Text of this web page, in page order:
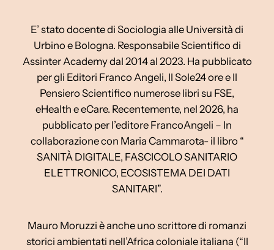
E’ stato docente di Sociologia alle Università di
Urbino e Bologna. Responsabile Scientifico di
Assinter Academy dal 2014 al 2023. Ha pubblicato
per gli Editori Franco Angeli, Il Sole24 ore e Il
Pensiero Scientifico numerose libri su FSE,
eHealth e eCare. Recentemente, nel 2026, ha
pubblicato per l’editore FrancoAngeli – In
collaborazione con Maria Cammarota- il libro “
SANITÀ DIGITALE, FASCICOLO SANITARIO
ELETTRONICO, ECOSISTEMA DEI DATI
SANITARI”.
Mauro Moruzzi è anche uno scrittore di romanzi
storici ambientati nell’Africa coloniale italiana (“Il